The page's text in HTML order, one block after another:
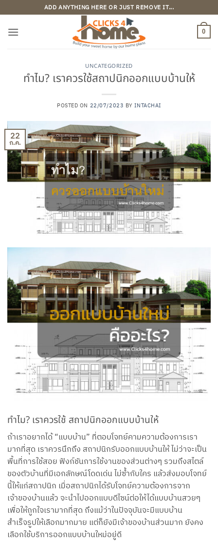
ไป
ยัง
ADD ANYTHING HERE OR JUST REMOVE IT...
0
UNCATEGORIZED
ทำไม? เราควรใช้สถาปนิกออกแบบบ้านให้
POSTED ON 22/07/2023 BYINTACHAI
22
ก.ค.
ทำไม? เราควรใช้ สถาปนิกออกแบบบ้านให้
ถ้าเราอยากได้ “แบบบ้าน” ที่ตอบโจทย์คามความต้องการเรา
มากที่สุด เราควรนึกถึง สถาปนิกรับออกแบบบ้านให้ ไม่ว่าจะเป็น
พื้นที่การใช้สอย ฟังก์ชันการใช้งานของส่วนต่างๆ รวมถึงสไตล์
ของตัวบ้านที่มีเอกลักษณ์โดดเด่น ไม่ซ้ำกับใคร แล้วส่งมอบโจทย์
นี้ให้แก่สถาปนิก เมื่อสถาปนิกได้รับโจทย์ความต้องการจาก
เจ้าของบ้านแล้ว จะนำไปออกแบบดีไซน์ต่อให้ได้แบบบ้านสวยๆ
เพื่อให้ถูกใจเรามากที่สุด ถึงแม้ว่าในปัจจุบันจะมีแบบบ้าน
สำเร็จรูปให้เลือกมากมาย แต่ก็ยังมีเจ้าของบ้านส่วนมาก ยังคง
เลือกใช้บริการออกแบบบ้านใหม่อยู่ดี